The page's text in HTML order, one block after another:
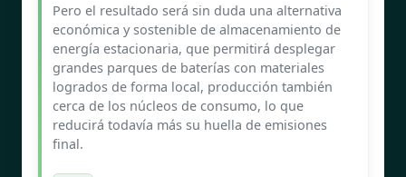
Pero el resultado será sin duda una alternativa
económica y sostenible de almacenamiento de
energía estacionaria, que permitirá desplegar
grandes parques de baterías con materiales
logrados de forma local, producción también
cerca de los núcleos de consumo, lo que
reducirá todavía más su huella de emisiones
final.